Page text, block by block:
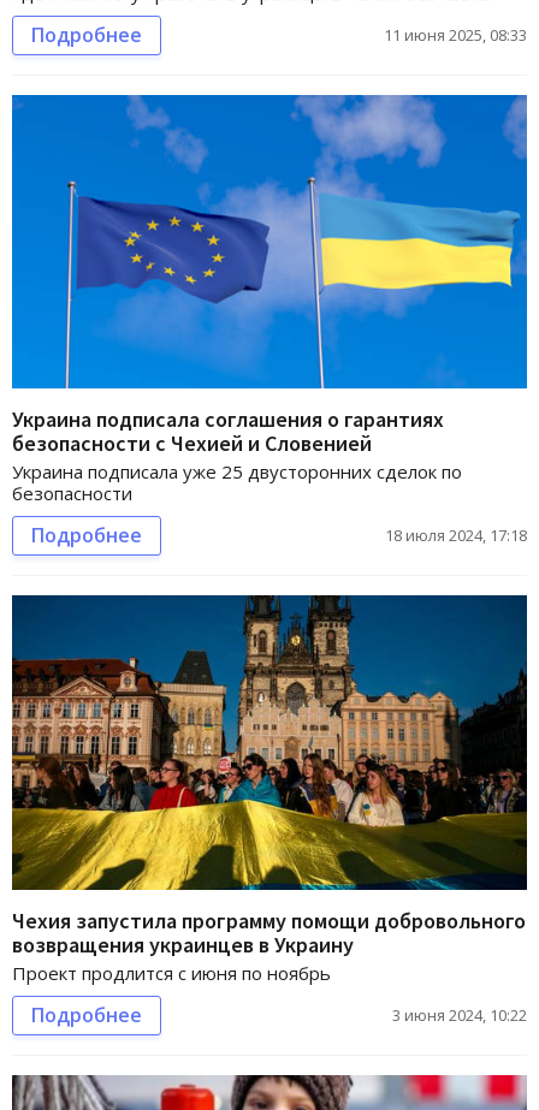
Подробнее 11 июня 2025, 08:33
Украина подписала соглашения о гарантиях
безопасности с Чехией и Словенией
Украина подписала уже 25 двусторонних сделок по
безопасности
Подробнее 18 июля 2024, 17:18
Чехия запустила программу помощи добровольного
возвращения украинцев в Украину
Проект продлится с июня по ноябрь
Подробнее 3 июня 2024, 10:22